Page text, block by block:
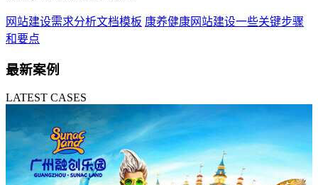
网站建设需求分析文档模板 康养健康网站建设一些关键步骤
和要点
最新案例
LATEST CASES